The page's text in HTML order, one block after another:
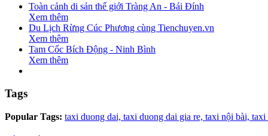
Toàn cảnh di sản thế giới Tràng An - Bái Đính
Xem thêm
Du Lịch Rừng Cúc Phương cùng Tienchuyen.vn
Xem thêm
Tam Cốc Bích Động - Ninh Bình
Xem thêm
Tags
Popular Tags: taxi duong dai, taxi duong dai gia re, taxi nội bài, taxi